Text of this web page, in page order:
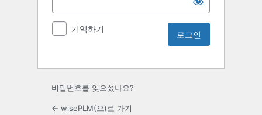
기억하기
비밀번호를 잊으셨나요?
← wisePLM(으)로 가기